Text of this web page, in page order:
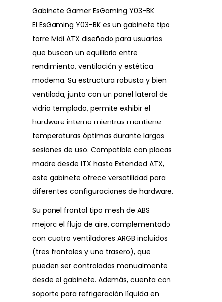
Gabinete Gamer EsGaming Y03-BK
El EsGaming Y03-BK es un gabinete tipo
torre Midi ATX diseñado para usuarios
que buscan un equilibrio entre
rendimiento, ventilación y estética
moderna. Su estructura robusta y bien
ventilada, junto con un panel lateral de
vidrio templado, permite exhibir el
hardware interno mientras mantiene
temperaturas óptimas durante largas
sesiones de uso. Compatible con placas
madre desde ITX hasta Extended ATX,
este gabinete ofrece versatilidad para
diferentes configuraciones de hardware.
Su panel frontal tipo mesh de ABS
mejora el flujo de aire, complementado
con cuatro ventiladores ARGB incluidos
(tres frontales y uno trasero), que
pueden ser controlados manualmente
desde el gabinete. Además, cuenta con
soporte para refrigeración líquida en